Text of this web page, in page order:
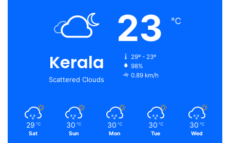
Kerala
Scattered Clouds
23 ℃
29º - 23º
98%
0.89 km/h
29 ℃
Sat
30 ℃
Sun
30 ℃
Mon
30 ℃
Tue
30 ℃
Wed